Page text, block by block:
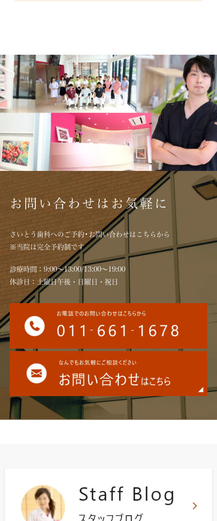
お問い合わせはお気軽に
さいとう歯科へのご予約•お問い合わせはこちらから
※当院は完全予約制です
診療時間：9:00〜13:00/13:00～19:00
休診日：土曜日午後・日曜日・祝日